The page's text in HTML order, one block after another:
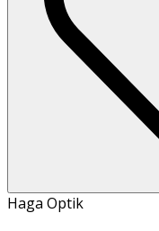
Haga Optik